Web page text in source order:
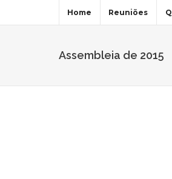
Home Reuniões
Assembleia de 2015